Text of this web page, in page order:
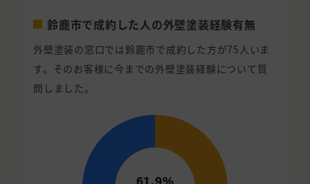
鈴鹿市で成約した人の外壁塗装経験有無
外壁塗装の窓口では鈴鹿市で成約した方が75人いま
す。そのお客様に今までの外壁塗装経験について質
問しました。